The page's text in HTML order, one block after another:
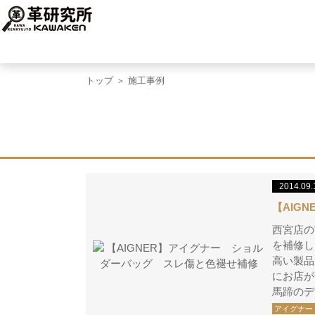
トップ＞ 施工事例
【
西宮店
を補修
高い製
にお店
馬蹄の
アイグナー